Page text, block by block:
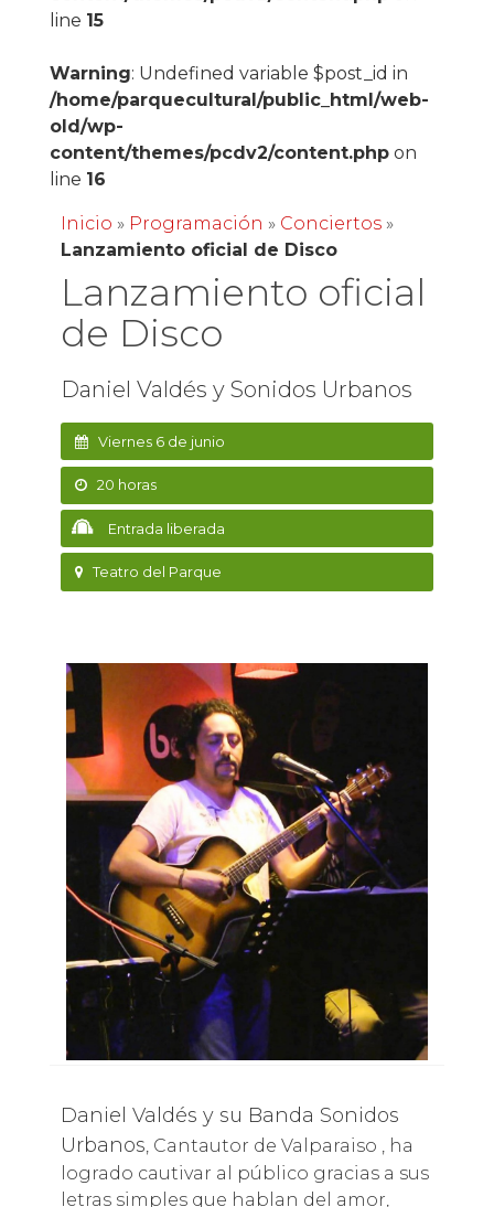
line 15
Warning: Undefined variable $post_id in
/home/parquecultural/public_html/web-
old/wp-
content/themes/pcdv2/content.phpon
line 16
Inicio » Programación » Conciertos»
Lanzamiento oficial de Disco
Lanzamiento oficial
de Disco
Daniel Valdés y Sonidos Urbanos
Viernes 6 de junio
20 horas
Entrada liberada
Teatro del Parque
Daniel Valdés y su Banda Sonidos
Urbanos, Cantautor de Valparaiso , ha
logrado cautivar al público gracias a sus
letras simples que hablan del amor,